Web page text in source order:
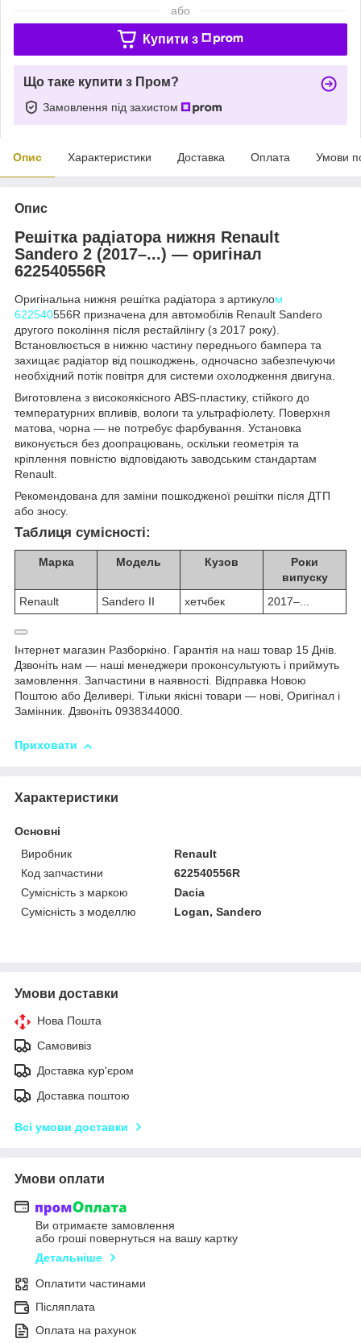
або
Купити з
Що таке купити з Пром?
Замовлення під захистом
Опис Характеристики Доставка Оплата Умови
Опис
Решітка радіатора нижня Renault
Sandero 2 (2017–...) — оригінал
622540556R
Оригінальна нижня решітка радіатора з артикулом
622540556R призначена для автомобілів Renault Sandero
другого покоління після рестайлінгу (з 2017 року).
Встановлюється в нижню частину переднього бампера та
захищає радіатор від пошкоджень, одночасно забезпечуючи
необхідний потік повітря для системи охолодження двигуна.
Виготовлена з високоякісного ABS-пластику, стійкого до
температурних впливів, вологи та ультрафіолету. Поверхня
матова, чорна — не потребує фарбування. Установка
виконується без доопрацювань, оскільки геометрія та
кріплення повністю відповідають заводським стандартам
Renault.
Рекомендована для заміни пошкодженої решітки після ДТП
або зносу.
Таблиця сумісності:
Марка Модель Кузов
Роки
випуску
Renault
Sandero II хетчбек 2017–...
Інтернет магазин Разборкіно. Гарантія на наш товар 15 Днів.
Дзвоніть нам — наші менеджери проконсультують і приймуть
замовлення. Запчастини в наявності. Відправка Новою
Поштою або Деливері. Тільки якісні товари — нові, Оригінал і
Замінник. Дзвоніть 0938344000.
Приховати
Характеристики
Основні
Виробник
Renault
Код запчастини
622540556R
Сумісність з маркою
Dacia
Сумісність з моделлю
Logan, Sandero
Умови доставки
Нова Пошта
Самовивіз
Доставка кур'єром
Доставка поштою
Всі умови доставки
Умови оплати
Ви отримаєте замовлення
або гроші повернуться на вашу картку
Детальніше
Оплатити частинами
Післяплата
Оплата на рахунок